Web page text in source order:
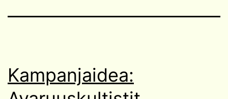
Kampanjaidea: